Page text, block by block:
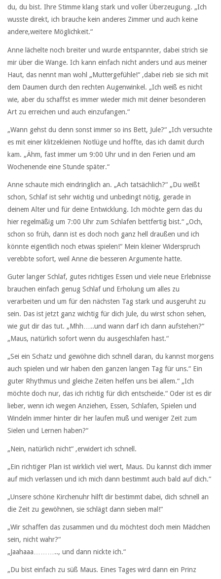
du, du bist. Ihre Stimme klang stark und voller Überzeugung. „Ich
wusste direkt, ich brauche kein anderes Zimmer und auch keine
andere,weitere Möglichkeit.“
Anne lächelte noch breiter und wurde entspannter, dabei strich sie
mir über die Wange. Ich kann einfach nicht anders und aus meiner
Haut, das nennt man wohl „Muttergefühle!“ ,dabei rieb sie sich mit
dem Daumen durch den rechten Augenwinkel. „Ich weiß es nicht
wie, aber du schaffst es immer wieder mich mit deiner besonderen
Art zu erreichen und auch einzufangen.“
„Wann gehst du denn sonst immer so ins Bett, Jule?“ „Ich versuchte
es mit einer klitzekleinen Notlüge und hoffte, das ich damit durch
kam. „Ähm, fast immer um 9:00 Uhr und in den Ferien und am
Wochenende eine Stunde später.“
Anne schaute mich eindringlich an. „Ach tatsächlich?“ „Du weißt
schon, Schlaf ist sehr wichtig und unbedingt nötig, gerade in
deinem Alter und für deine Entwicklung. Ich möchte gern das du
hier regelmäßig um 7:00 Uhr zum Schlafen bettfertig bist.“ „Och,
schon so früh, dann ist es doch noch ganz hell draußen und ich
könnte eigentlich noch etwas spielen!“ Mein kleiner Widerspruch
verebbte sofort, weil Anne die besseren Argumente hatte.
Guter langer Schlaf, gutes richtiges Essen und viele neue Erlebnisse
brauchen einfach genug Schlaf und Erholung um alles zu
verarbeiten und um für den nächsten Tag stark und ausgeruht zu
sein. Das ist jetzt ganz wichtig für dich Jule, du wirst schon sehen,
wie gut dir das tut. „Mhh…..und wann darf ich dann aufstehen?“
„Maus, natürlich sofort wenn du ausgeschlafen hast.“
„Sei ein Schatz und gewöhne dich schnell daran, du kannst morgens
auch spielen und wir haben den ganzen langen Tag für uns.“ Ein
guter Rhythmus und gleiche Zeiten helfen uns bei allem.“ „Ich
möchte doch nur, das ich richtig für dich entscheide.“ Oder ist es dir
lieber, wenn ich wegen Anziehen, Essen, Schlafen, Spielen und
Windeln immer hinter dir her laufen muß und weniger Zeit zum
Sielen und Lernen haben?“
„Nein, natürlich nicht“ ,erwidert ich schnell.
„Ein richtiger Plan ist wirklich viel wert, Maus. Du kannst dich immer
auf mich verlassen und ich mich dann bestimmt auch bald auf dich.“
„Unsere schöne Kirchenuhr hilft dir bestimmt dabei, dich schnell an
die Zeit zu gewöhnen, sie schlägt dann sieben mal!“
„Wir schaffen das zusammen und du möchtest doch mein Mädchen
sein, nicht wahr?“
„Jaahaaa……….., und dann nickte ich.“
„Du bist einfach zu süß Maus. Eines Tages wird dann ein Prinz